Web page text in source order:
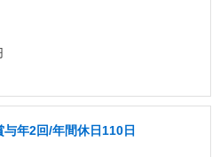
年2回/年間休日110日